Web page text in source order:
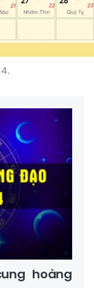
hoàng